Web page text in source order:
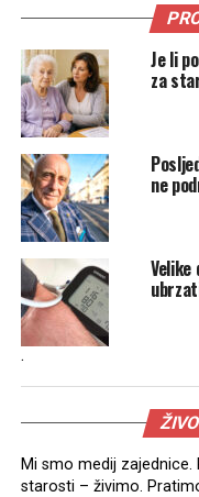
Je li
za
ne
Velike
.
Mi smo medij
starosti – živimo.